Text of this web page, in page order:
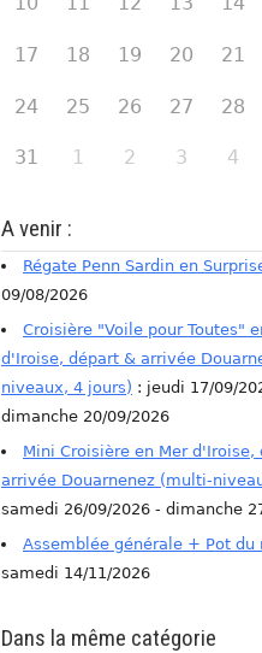
17 18 19 20 21
24 25 26 27 28
31 1 2 3 4
A venir :
Régate Penn Sardin en
09/08/2026
Croisière "Voile pour Toutes"
d'Iroise, départ & arrivée
niveaux, 4 jours) : jeudi 17/09/
dimanche 20/09/2026
Mini Croisière en Mer d'Iroise,
arrivée Douarnenez (multi-
samedi 26/09/2026 - dimanche
Assemblée générale + Pot du
samedi 14/11/2026
Dans la même catégorie